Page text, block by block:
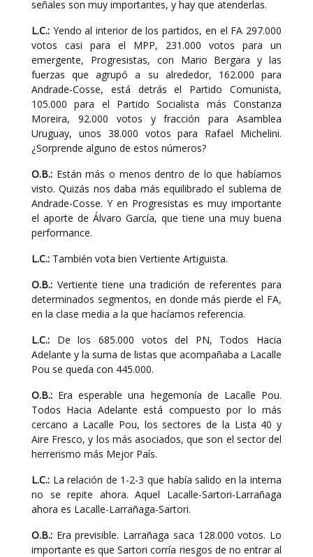
señales son muy importantes, y hay que atenderlas.
L.C.: Yendo al interior de los partidos, en el FA 297.000
votos casi para el MPP, 231.000 votos para un
emergente, Progresistas, con Mario Bergara y las
fuerzas que agrupó a su alrededor, 162.000 para
Andrade-Cosse, está detrás el Partido Comunista,
105.000 para el Partido Socialista más Constanza
Moreira, 92.000 votos y fracción para Asamblea
Uruguay, unos 38.000 votos para Rafael Michelini.
¿Sorprende alguno de estos números?
O.B.: Están más o menos dentro de lo que habíamos
visto. Quizás nos daba más equilibrado el sublema de
Andrade-Cosse. Y en Progresistas es muy importante
el aporte de Álvaro García, que tiene una muy buena
performance.
L.C.: También vota bien Vertiente Artiguista.
O.B.: Vertiente tiene una tradición de referentes para
determinados segmentos, en donde más pierde el FA,
en la clase media a la que hacíamos referencia.
L.C.: De los 685.000 votos del PN, Todos Hacia
Adelante y la suma de listas que acompañaba a Lacalle
Pou se queda con 445.000.
O.B.: Era esperable una hegemonía de Lacalle Pou.
Todos Hacia Adelante está compuesto por lo más
cercano a Lacalle Pou, los sectores de la Lista 40 y
Aire Fresco, y los más asociados, que son el sector del
herrerismo más Mejor País.
L.C.: La relación de 1-2-3 que había salido en la interna
no se repite ahora. Aquel Lacalle-Sartori-Larrañaga
ahora es Lacalle-Larrañaga-Sartori.
O.B.: Era previsible. Larrañaga saca 128.000 votos. Lo
importante es que Sartori corría riesgos de no entrar al